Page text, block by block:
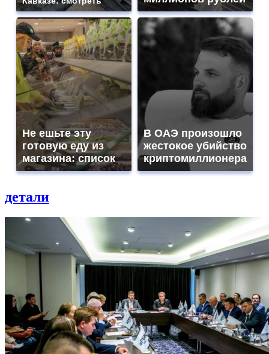
Не ешьте эту
готовую еду из
магазина: список
В ОАЭ произошло
жестокое убийство
криптомиллионера
детали